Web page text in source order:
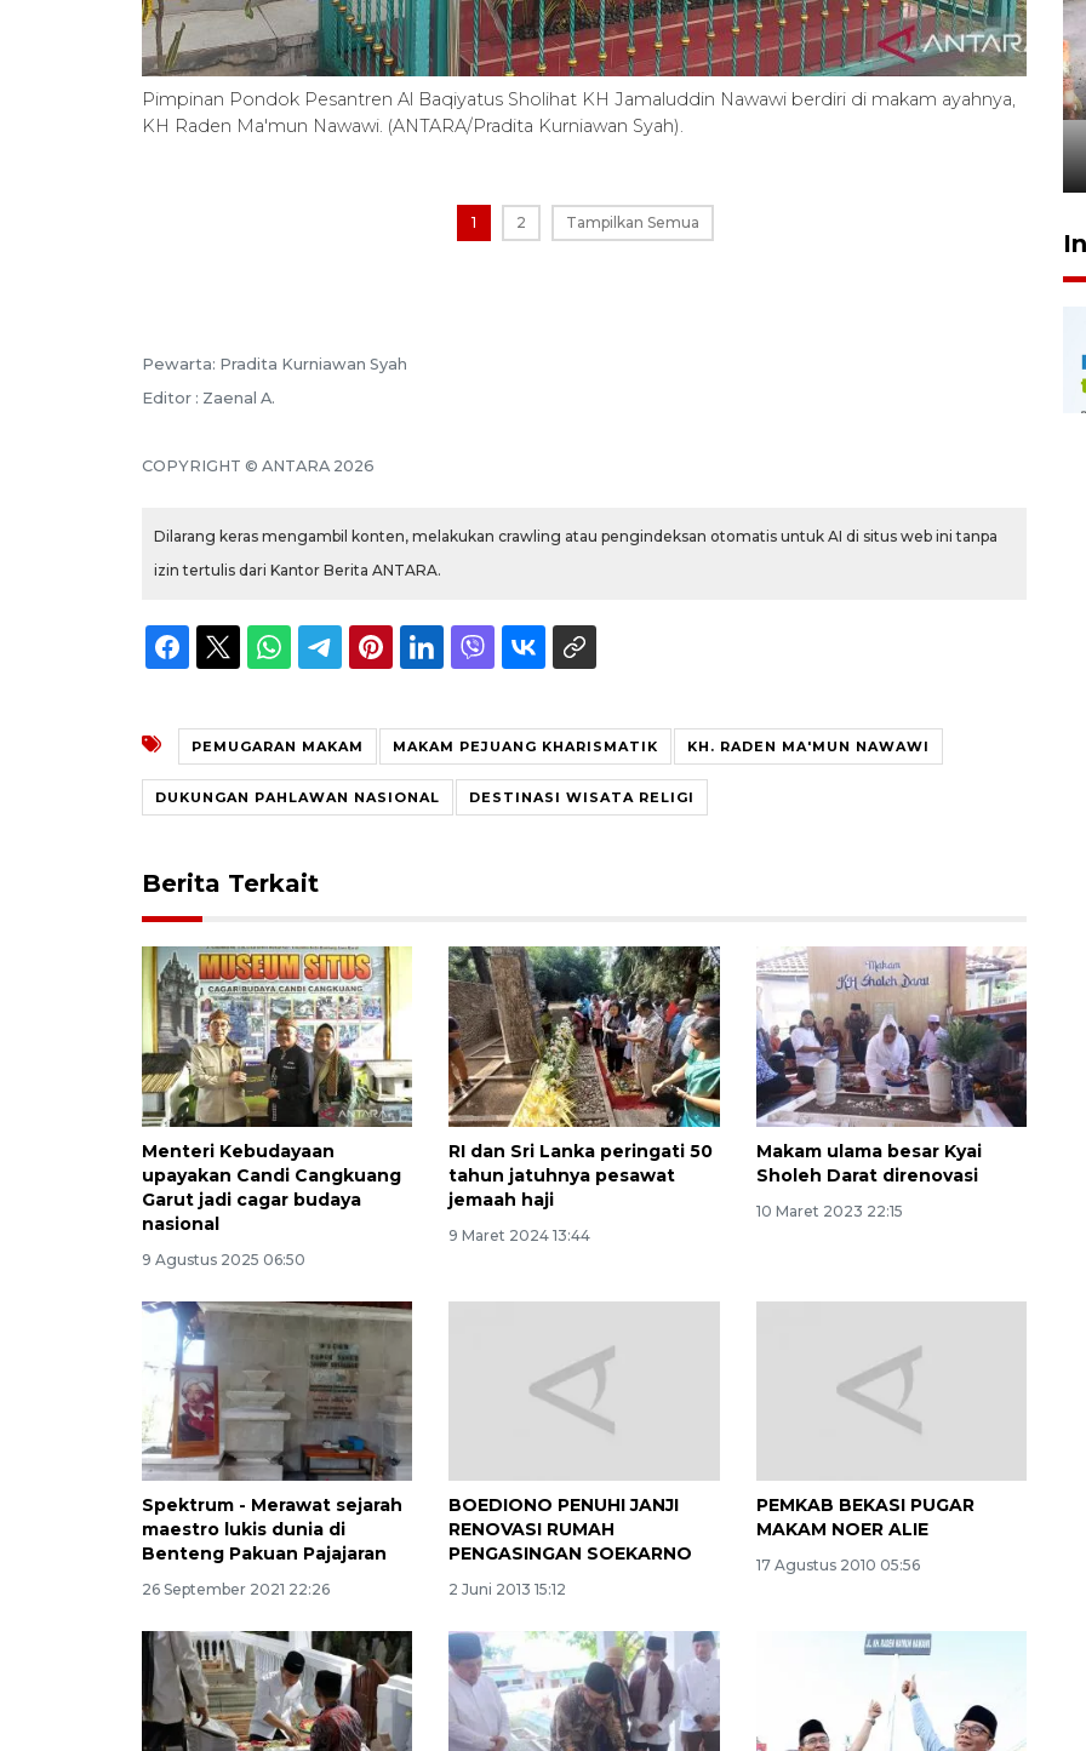
Pimpinan Pondok Pesantren Al Baqiyatus Sholihat KH Jamaluddin Nawawi berdiri di makam ayahnya,
KH Raden Ma'mun Nawawi. (ANTARA/Pradita Kurniawan Syah).
1 2 Tampilkan Semua
Pewarta: Pradita Kurniawan Syah
Editor : Zaenal A.
COPYRIGHT © ANTARA 2026
Dilarang keras mengambil konten, melakukan crawling atau pengindeksan otomatis untuk AI di situs web ini tanpa
izin tertulis dari Kantor Berita ANTARA.
PEMUGARAN MAKAM MAKAM PEJUANG KHARISMATIK KH. RADEN MA'MUN NAWAWI
DUKUNGAN PAHLAWAN NASIONAL DESTINASI WISATA RELIGI
Berita Terkait
Menteri Kebudayaan
upayakan Candi Cangkuang
Garut jadi cagar budaya
nasional
9 Agustus 2025 06:50
RI dan Sri Lanka peringati 50
tahun jatuhnya pesawat
jemaah haji
9 Maret 2024 13:44
Makam ulama besar Kyai
Sholeh Darat direnovasi
10 Maret 2023 22:15
Spektrum - Merawat sejarah
maestro lukis dunia di
Benteng Pakuan Pajajaran
26 September 2021 22:26
BOEDIONO PENUHI JANJI
RENOVASI RUMAH
PENGASINGAN SOEKARNO
2 Juni 2013 15:12
PEMKAB BEKASI PUGAR
MAKAM NOER ALIE
17 Agustus 2010 05:56
Pigai: Penangkapan begal
tetap kewenangan aparat
penegak hukum
Memberantas kejahatan
jalanan Jakarta
2026-08-05 18:00:00